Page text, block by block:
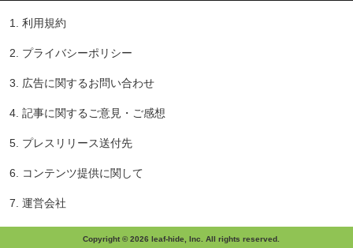
1. 利用規約
2. プライバシーポリシー
3. 広告に関するお問い合わせ
4. 記事に関するご意見・ご感想
5. プレスリリース送付先
6. コンテンツ提供に関して
7. 運営会社
Copyright © 2026 leaf-hide, Inc. All rights reserved.